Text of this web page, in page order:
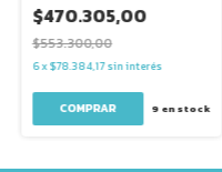
$470.305,00
$553.300,00
6x$78.384,17 sin interés
9 en stock